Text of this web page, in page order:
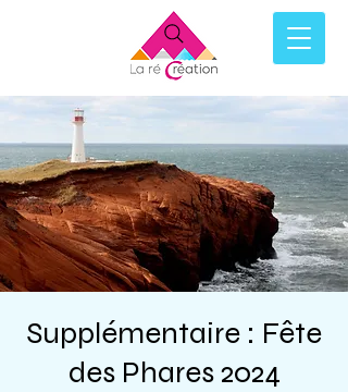
Supplémentaire : Fête
des Phares 2024